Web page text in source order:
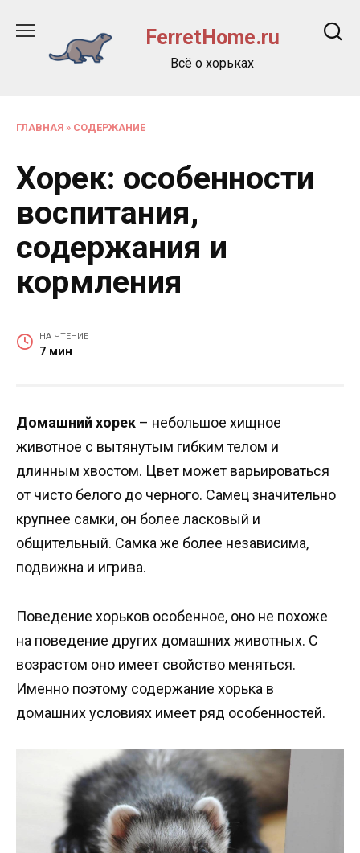
содержанию
FerretHome.ru
Всё о хорьках
ГЛАВНАЯ » СОДЕРЖАНИЕ
Хорек: особенности
воспитания,
содержания и
кормления
НА ЧТЕНИЕ
7 мин
Домашний хорек – небольшое хищное
животное с вытянутым гибким телом и
длинным хвостом. Цвет может варьироваться
от чисто белого до черного. Самец значительно
крупнее самки, он более ласковый и
общительный. Самка же более независима,
подвижна и игрива.
Поведение хорьков особенное, оно не похоже
на поведение других домашних животных. С
возрастом оно имеет свойство меняться.
Именно поэтому содержание хорька в
домашних условиях имеет ряд особенностей.